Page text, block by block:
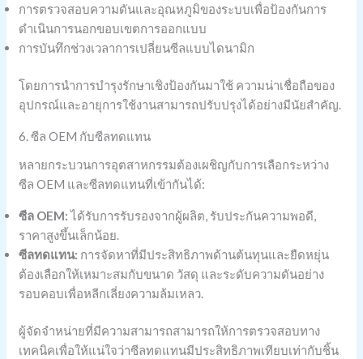
การตรวจสอบความดันและอุณหภูมิของระบบเพื่อป้องกันการ
ดำเนินการนอกขอบเขตการออกแบบ
การบันทึกช่วงเวลาการเปลี่ยนซีลแบบไดนามิก
โดยการนำการบำรุงรักษาเชิงป้องกันมาใช้ ความน่าเชื่อถือของ
อุปกรณ์และอายุการใช้งานสามารถปรับปรุงได้อย่างมีนัยสำคัญ.
6. ซีล OEM กับซีลทดแทน
หลายกระบวนการอุตสาหกรรมต้องเผชิญกับการเลือกระหว่าง
ซีล OEM และซีลทดแทนที่เข้ากันได้:
ซีล OEM:ได้รับการรับรองจากผู้ผลิต, รับประกันความพอดี,
ราคาสูงขึ้นเล็กน้อย.
ซีลทดแทน: การจัดหาที่มีประสิทธิภาพด้านต้นทุนและยืดหยุ่น
ต้องเลือกให้เหมาะสมกับขนาด วัสดุ และระดับความดันอย่าง
รอบคอบเพื่อหลีกเลี่ยงความล้มเหลว.
ผู้จัดจำหน่ายที่มีความสามารถสามารถให้การตรวจสอบทาง
เทคนิคเพื่อให้แน่ใจว่าซีลทดแทนมีประสิทธิภาพเทียบเท่ากับชิ้น